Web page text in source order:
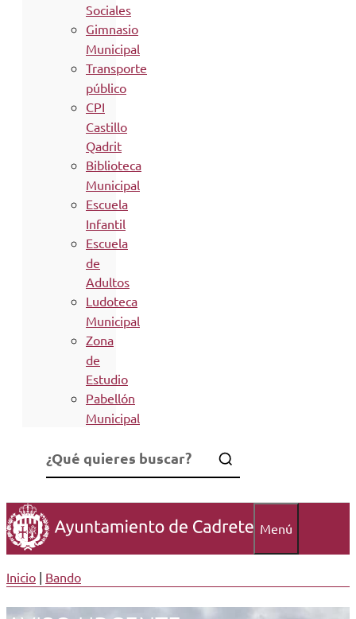
Sociales
Gimnasio
Municipal
Transporte
público
CPI
Castillo
Qadrit
Biblioteca
Municipal
Escuela
Infantil
Escuela
de
Adultos
Ludoteca
Municipal
Zona
de
Estudio
Pabellón
Municipal
Menú
Inicio | Bando